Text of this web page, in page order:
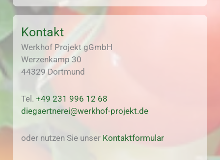
Kontakt
Werkhof Projekt gGmbH
Werzenkamp 30
44329 Dortmund
Tel.+49 231 996 12 68
diegaertnerei@werkhof-projekt.de
oder nutzen Sie unser Kontaktformular